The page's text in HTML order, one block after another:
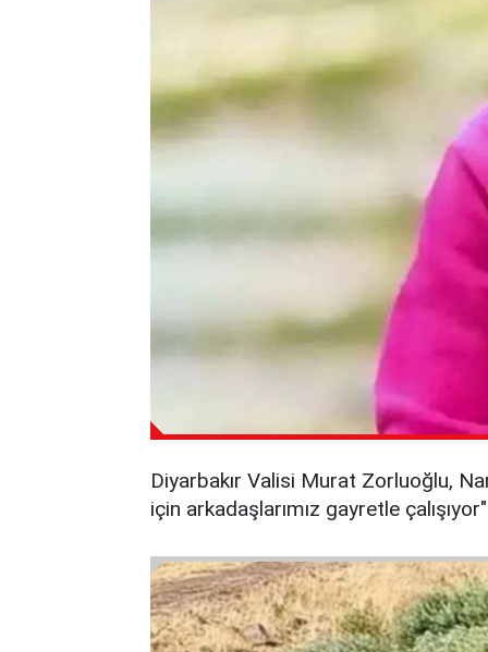
Diyarbakır Valisi Murat Zorluoğlu,
için arkadaşlarımız gayretle